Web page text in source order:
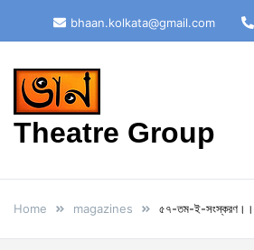
bhaan.kolkata@gmail.com
Theatre Group
Home magazines ৫৭-তম-ই-